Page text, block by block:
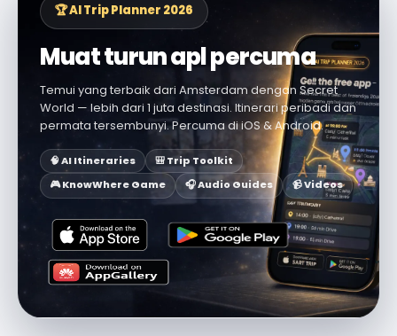
🏆 AI Trip Planner 2026
Muat turun apl percuma
Temui yang terbaik dari Amsterdam dengan Secret
World — lebih dari 1 juta destinasi. Itinerari peribadi dan
permata tersembunyi. Percuma di iOS & Android.
🧠 AI Itineraries
🎒 Trip Toolkit
🎮 KnowWhere Game
🎧 Audio Guides 📹 Videos